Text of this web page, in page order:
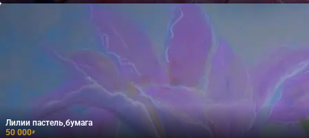
Лилии пастель,бумага
50 000₽